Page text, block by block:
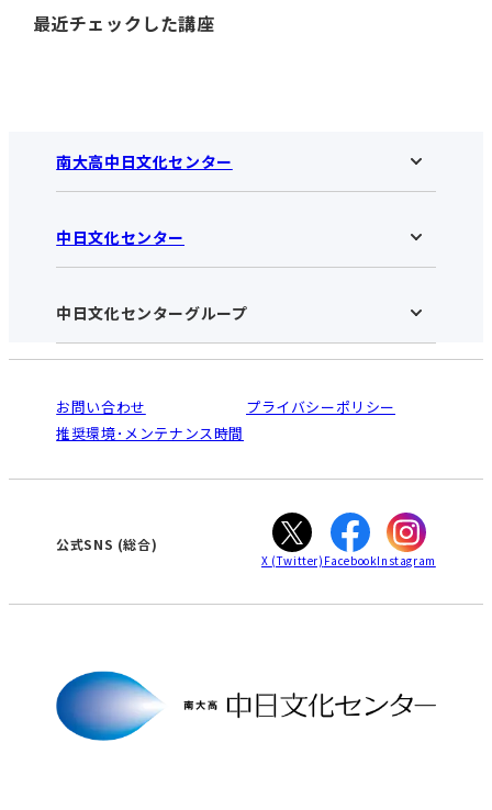
最近チェックした講座
南大高中日文化センター
南大高中日文化センターHOME
お知らせ
アクセス･営業時間
お申し込みの流れ
入会と受講のご案内
中日文化センター
中日文化センターHOME
中日文化センターとは
受講規約・会員特典
ご利用ガイド
オンライン講座受講の手順
WEBサイトのよくある質問
中日文化センターグループ
南大高
犬山
高蔵寺
大垣
津
お問い合わせ
プライバシーポリシー
推奨環境･メンテナンス時間
公式SNS (総合)
X (Twitter) FacebookInstagram